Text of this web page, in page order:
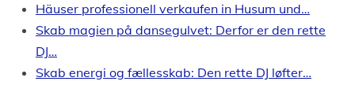
Häuser professionell verkaufen in Husum und…
Skab magien på dansegulvet: Derfor er den rette
DJ…
Skab energi og fællesskab: Den rette DJ løfter…